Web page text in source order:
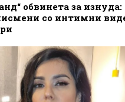
обвинета за изнуда:
со интимни